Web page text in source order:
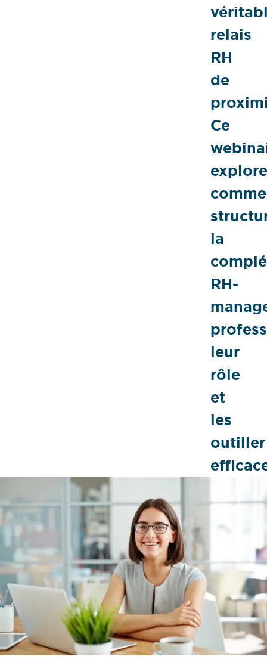
relais
RH
de
Ce
explore
la
RH-
leur
rôle
et
les
outiller